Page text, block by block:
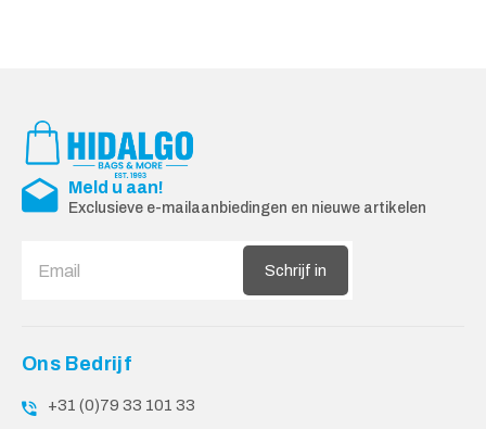
Meld u aan!
Exclusieve e-mailaanbiedingen en nieuwe artikelen
Schrijf in
Ons Bedrijf
+31 (0)79 33 101 33